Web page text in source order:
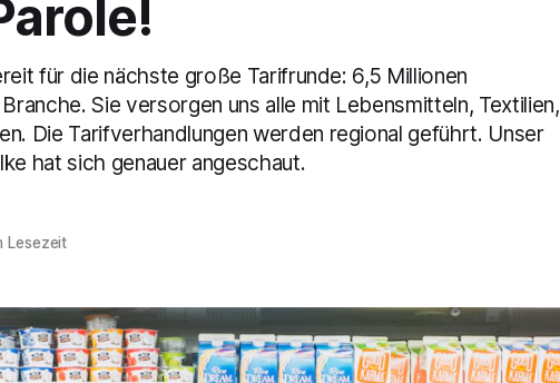
für die nächste große Tarifrunde: 6,5 Millionen
Sie versorgen uns alle mit Lebensmitteln, Textilien,
Die Tarifverhandlungen werden regional geführt. Unser
hat sich genauer angeschaut.
Lesezeit